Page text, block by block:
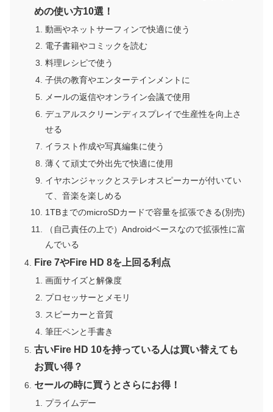
めの使い方10選！
動画やネットサーフィンで快適に使う
電子書籍やコミックを読む
料理レシピで使う
子供の教育やエンターテインメントに
メールの返信やオンライン会議で使用
デュアルスクリーンディスプレイで生産性を向上さ
せる
イラスト作成や写真編集に使う
薄くて頑丈で外出先で快適に使用
イヤホンジャックとステレオスピーカーが付いてい
て、音楽を楽しめる
1TBまでのmicroSDカードで容量を拡張できる(別売)
（自己責任の上で）Androidベースなので拡張性に富
んでいる
Fire 7やFire HD 8を上回る利点
画面サイズと解像度
プロセッサーとメモリ
スピーカーと音質
筆圧ペンと手書き
古いFire HD 10を持っている人は買い替えても
お買い得？
セールの時に買うとさらにお得！
プライムデー